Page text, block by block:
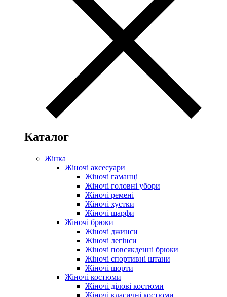
Каталог
Жінка
Жіночі аксесуари
Жіночі гаманці
Жіночі головні убори
Жіночі ремені
Жіночі хустки
Жіночі шарфи
Жіночі брюки
Жіночі джинси
Жіночі легінси
Жіночі повсякденні брюки
Жіночі спортивні штани
Жіночі шорти
Жіночі костюми
Жіночі ділові костюми